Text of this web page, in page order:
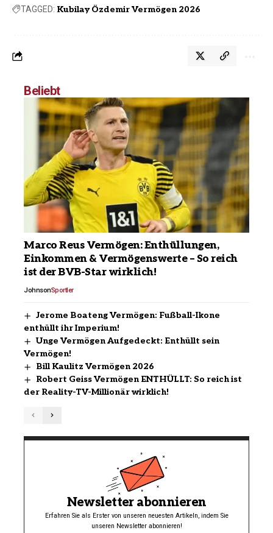
TAGGED: Kubilay Özdemir Vermögen 2026
Beliebt
Marco Reus Vermögen: Enthüllungen,
Einkommen & Vermögenswerte – So reich
ist der BVB-Star wirklich!
JohnsonSportler
Jerome Boateng Vermögen: Fußball-Ikone
enthüllt ihr Imperium!
Unge Vermögen Aufgedeckt: Enthüllt sein
Vermögen!
Bill Kaulitz Vermögen 2026
Robert Geiss Vermögen ENTHÜLLT: So reich ist
der Reality-TV-Millionär wirklich!
Newsletter abonnieren
Erfahren Sie als Erster von unseren neuesten Artikeln, indem Sie
unseren Newsletter abonnieren!